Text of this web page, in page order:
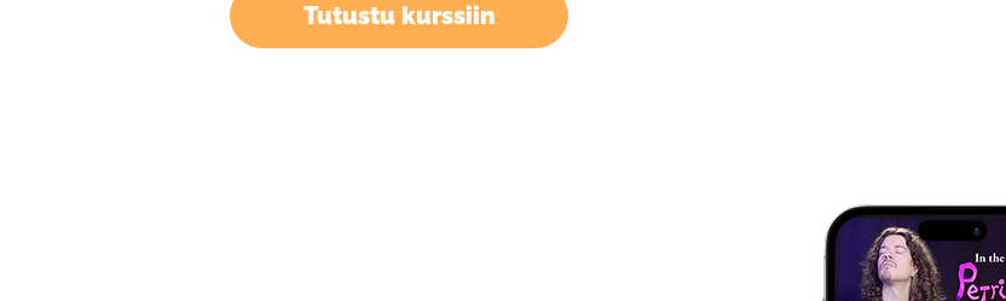
Tutustu kurssiin